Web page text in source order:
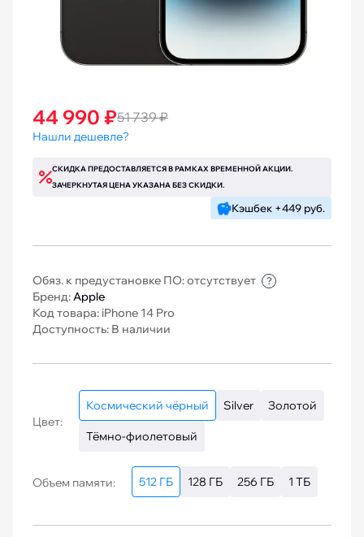
44 990 ₽51 739 ₽
Нашли дешевле?
СКИДКА ПРЕДОСТАВЛЯЕТСЯ В РАМКАХ ВРЕМЕННОЙ АКЦИИ.
ЗАЧЕРКНУТАЯ ЦЕНА УКАЗАНА БЕЗ СКИДКИ.
Кэшбек +449 руб.
Обяз. к предустановке ПО: отсутствует ?
Бренд:Apple
Код товара: iPhone 14 Pro
Доступность: В наличии
Цвет:
Космический чёрный Silver Золотой
Тёмно-фиолетовый
Объем памяти: 512 ГБ 128 ГБ 256 ГБ 1 ТБ